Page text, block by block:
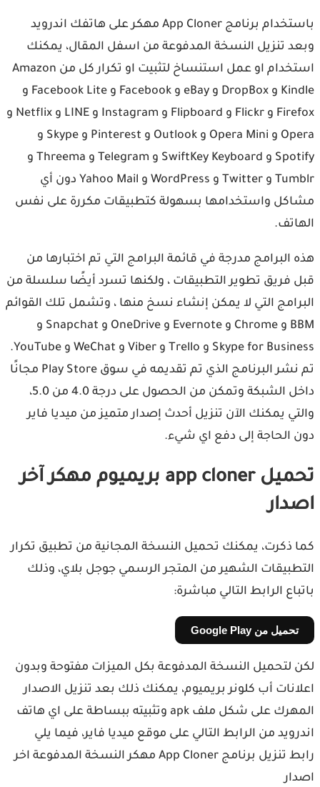
باستخدام برنامج App Cloner مهكر على هاتفك اندرويد
وبعد تنزيل النسخة المدفوعة من اسفل المقال، يمكنك
استخدام او عمل استنساخ لتثبيت او تكرار كل من Amazon
Kindle و DropBox و eBay و Facebook و Facebook Lite و
Firefox و Flickr و Flipboard و Instagram و LINE و Netflix و
Opera و Opera Mini و Outlook و Pinterest و Skype و
Spotify و SwiftKey Keyboard و Telegram و Threema و
Tumblr و Twitter و WordPress و Yahoo Mail دون أي
مشاكل واستخدامها بسهولة كتطبيقات مكررة على نفس
الهاتف.
هذه البرامج مدرجة في قائمة البرامج التي تم اختبارها من
قبل فريق تطوير التطبيقات ، ولكنها تسرد أيضًا سلسلة من
البرامج التي لا يمكن إنشاء نسخ منها ، وتشمل تلك القوائم
BBM و Chrome و Evernote و OneDrive و Snapchat و
Skype for Business و Trello و Viber و WeChat و YouTube.
تم نشر البرنامج الذي تم تقديمه في سوق Play Store مجانًا
داخل الشبكة وتمكن من الحصول على درجة 4.0 من 5.0،
والتي يمكنك الآن تنزيل أحدث إصدار متميز من ميديا فاير
دون الحاجة إلى دفع اي شيء.
تحميل app cloner بريميوم مهكر آخر
اصدار
كما ذكرت، يمكنك تحميل النسخة المجانية من تطبيق تكرار
التطبيقات الشهير من المتجر الرسمي جوجل بلاي، وذلك
باتباع الرابط التالي مباشرة:
تحميل من Google Play
لكن لتحميل النسخة المدفوعة بكل الميزات مفتوحة وبدون
اعلانات أب كلونر بريميوم، يمكنك ذلك بعد تنزيل الاصدار
المهرك على شكل ملف apk وتثبيته ببساطة على اي هاتف
اندرويد من الرابط التالي على موقع ميديا فاير، فيما يلي
رابط تنزيل برنامج App Cloner مهكر النسخة المدفوعة اخر
اصدار